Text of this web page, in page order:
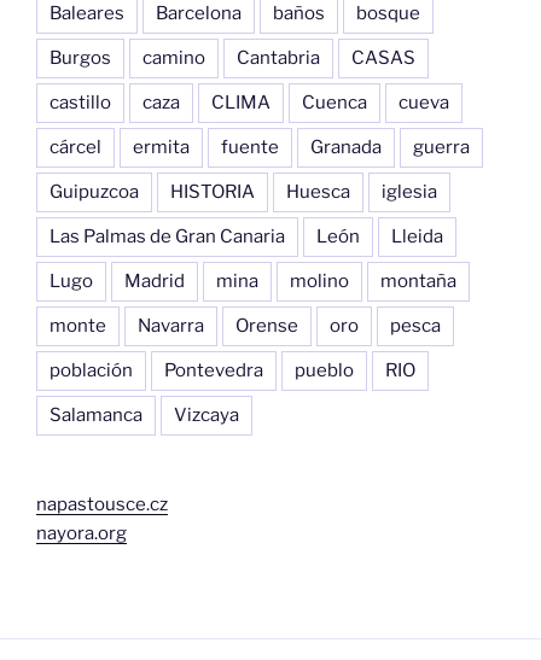
Baleares Barcelona baños bosque
Burgos camino Cantabria CASAS
castillo caza CLIMA Cuenca cueva
cárcel ermita fuente Granada guerra
Guipuzcoa HISTORIA Huesca iglesia
Las Palmas de Gran Canaria León Lleida
Lugo Madrid mina molino montaña
monte Navarra Orense oro pesca
población Pontevedra pueblo RIO
Salamanca Vizcaya
napastousce.cz
nayora.org